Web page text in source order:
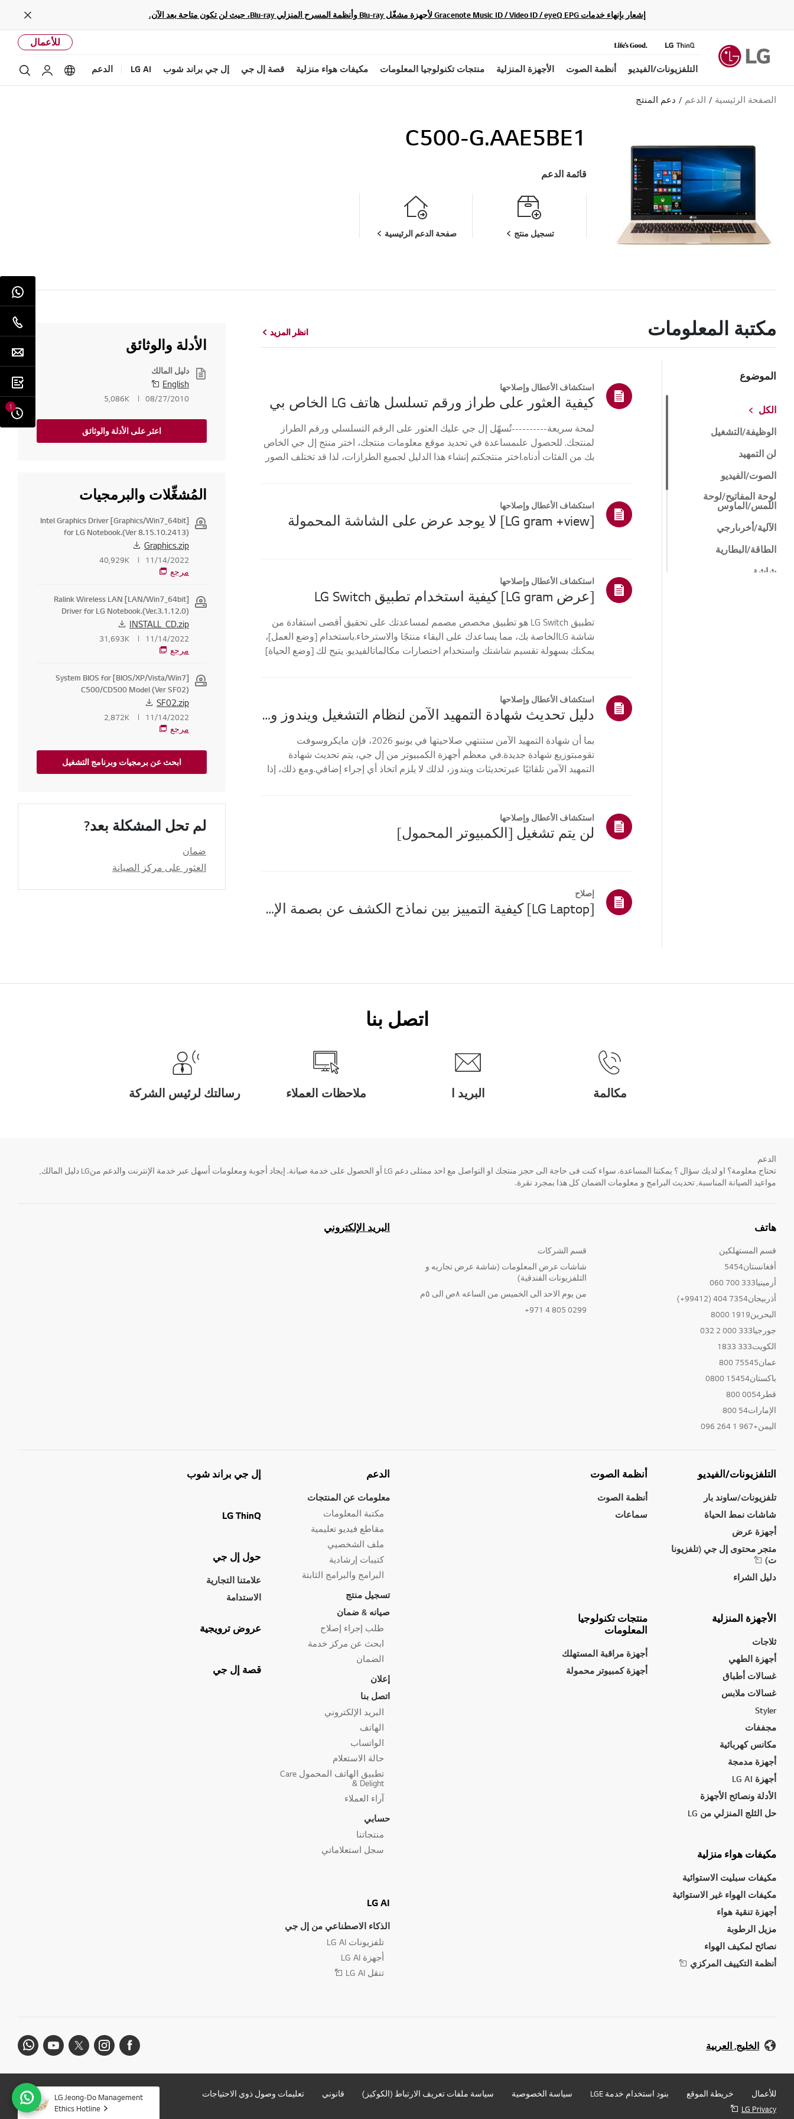
إشعار بإنهاء خدمات Gracenote Music ID / Video ID / eyeQ EPG لأجهزة مشغّل Blu-ray وأنظمة المسرح المنزلي Blu-ray، حيث لن تكون متاحة بعد الآن.
Close
للأعمال
التلفزيونات/الفيديو أنظمة الصوت الأجهزة المنزلية منتجات تكنولوجيا المعلومات مكيفات هواء منزلية قصة إل جي إل جي براند شوب LG AI الدعم optionsحساب
الصفحة الرئيسية الدعم دعم المنتج
C500-G.AAE5BE1
قائمة الدعم
تسجيل منتج صفحة الدعم الرئيسية
مكتبة المعلومات انظر المزيد
الموضوع
الكل
الوظيفة/التشغيل
لن التمهيد
الصوت/الفيديو
لوحة المفاتيح/لوحة
اللمس/الماوس
الآلية/أخرىارجي
الطاقة/البطارية
شاشة
استكشاف الأعطال وإصلاحها
كيفية العثور على طراز ورقم تسلسل هاتف LG الخاص بي
لمحة سريعة----------تُسهّل إل جي عليك العثور على الرقم التسلسلي ورقم الطراز
لمنتجك. للحصول علىمساعدة في تحديد موقع معلومات منتجك، اختر منتج إل جي الخاص
بك من الفئات أدناه.اختر منتجكتم إنشاء هذا الدليل لجميع الطرازات، لذا قد تختلف الصور
استكشاف الأعطال وإصلاحها
[LG gram +view] لا يوجد عرض على الشاشة المحمولة
استكشاف الأعطال وإصلاحها
[عرض LG gram] كيفية استخدام تطبيق LG Switch
تطبيق LG Switch هو تطبيق مخصص مصمم لمساعدتك على تحقيق أقصى استفادة من
شاشة LGالخاصة بك، مما يساعدك على البقاء منتجًا والاسترخاء.باستخدام [وضع العمل]،
يمكنك بسهولة تقسيم شاشتك واستخدام اختصارات مكالماتالفيديو. يتيح لك [وضع الحياة]
استكشاف الأعطال وإصلاحها
دليل تحديث شهادة التمهيد الآمن لنظام التشغيل ويندوز واستكشاف الأخطاء وإصلاحها [جهاز كمبيوتر إل جي]
بما أن شهادة التمهيد الآمن ستنتهي صلاحيتها في يونيو 2026، فإن مايكروسوفت
تقومبتوزيع شهادة جديدة.في معظم أجهزة الكمبيوتر من إل جي، يتم تحديث شهادة
التمهيد الآمن تلقائيًا عبرتحديثات ويندوز، لذلك لا يلزم اتخاذ أي إجراء إضافي.ومع ذلك، إذا
استكشاف الأعطال وإصلاحها
لن يتم تشغيل [الكمبيوتر المحمول]
إصلاح
[LG Laptop] كيفية التمييز بين نماذج الكشف عن بصمة الإصبع/الكشف عن الوجه
انظر المزيد
الأدلة والوثائق
دليل المالك
English
08/27/2010
5,086K
اعثر على الأدلة والوثائق
المُشغِّلات والبرمجيات
[Graphics/Win7_64bit] Intel Graphics Driver
for LG Notebook.(Ver 8.15.10.2413)
Graphics.zip
11/14/2022
40,929K
مرجع
[LAN/Win7_64bit] Ralink Wireless LAN
Driver for LG Notebook.(Ver.3.1.12.0)
INSTALL_CD.zip
11/14/2022
31,693K
مرجع
[BIOS/XP/Vista/Win7] System BIOS for
C500/CD500 Model (Ver SF02)
SF02.zip
11/14/2022
2,872K
مرجع
ابحث عن برمجيات وبرنامج التشغيل
لم تحل المشكلة بعد?
ضمان
العثور على مركز الصيانة
اتصل بنا
مكالمة البريد ا ملاحظات العملاء رسالتك لرئيس الشركة
1
الدعم
تحتاج معلومة؟ او لديك سؤال ؟ يمكننا المساعدة. سواء كنت فى حاجة الى حجز منتجك او التواصل مع احد ممثلى دعم LG أو الحصول على خدمة صيانة. إيجاد أجوبة ومعلومات أسهل عبر خدمة الإنترنت والدعم منLG دليل المالك,
مواعيد الصيانة المناسبة, تحديث البرامج و معلومات الضمان كل هذا بمجرد نقرة.
هاتف
قسم المستهلكين
أفغانستان5454
أرمينيا333 700 060
أذربيجان7354 404 (99412+)
البحرين1919 8000
جورجيا333 000 2 032
الكويت333 1833
عمان75545 800
باكستان15454 0800
قطر0054 800
الإمارات54 800
اليمن+967 1 264 096
قسم الشركات
شاشات عرض المعلومات (شاشة عرض تجاريه و
التلفزيونات الفندقية)
من يوم الاحد الى الخميس من الساعه ٨ص الى ٥م
0299 805 4 971+
البريد الإلكتروني
التلفزيونات/الفيديو
تلفزيونات/ساوند بار
شاشات نمط الحياة
أجهزة عرض
متجر محتوى إل جي (تلفزيونا
ت)
دليل الشراء
أنظمة الصوت
أنظمة الصوت
سماعات
الأجهزة المنزلية
ثلاجات
أجهزة الطهي
غسالات أطباق
غسالات ملابس
Styler
مجففات
مكانس كهربائية
أجهزة مدمجة
أجهزة LG AI
الأدلة ونصائح الأجهزة
حل الثلج المنزلي من LG
منتجات تكنولوجيا
المعلومات
أجهزة مراقبة المستهلك
أجهزة كمبيوتر محمولة
مكيفات هواء منزلية
مكيفات سبليت الاستوائية
مكيفات الهواء غير الاستوائية
أجهزة تنقية هواء
مزيل الرطوبة
نصائح لمكيف الهواء
أنظمة التكييف المركزي
الدعم
معلومات عن المنتجات
مكتبة المعلومات
مقاطع فيديو تعليمية
ملف الشخصيي
كتيبات إرشادية
البرامج والبرامج الثابتة
تسجيل منتج
صيانه & ضمان
طلب إجراء إصلاح
ابحث عن مركز خدمة
الضمان
إعلان
اتصل بنا
البريد الإلكتروني
الهاتف
الواتساب
حالة الاستعلام
تطبيق الهاتف المحمول Care
& Delight
آراء العملاء
حسابي
منتجاتنا
سجل استعلاماتي
LG AI
الذكاء الاصطناعي من إل جي
تلفزيونات LG AI
أجهزة LG AI
تنقل LG AI
إل جي براند شوب
LG ThinQ
حول إل جي
علامتنا التجارية
الاستدامة
عروض ترويجية
قصة إل جي
الخليج, العربية
للأعمال خريطة الموقع بنود استخدام خدمة LGE سياسة الخصوصية سياسة ملفات تعريف الارتباط (الكوكيز) قانوني
تعليمات وصول ذوي الاحتياجات
LG Privacy
LG Jeong-Do Management
Ethics Hotline